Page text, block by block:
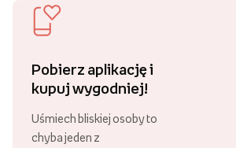
Pobierz aplikację i
kupuj wygodniej!
Uśmiech bliskiej osoby to
chyba jeden z